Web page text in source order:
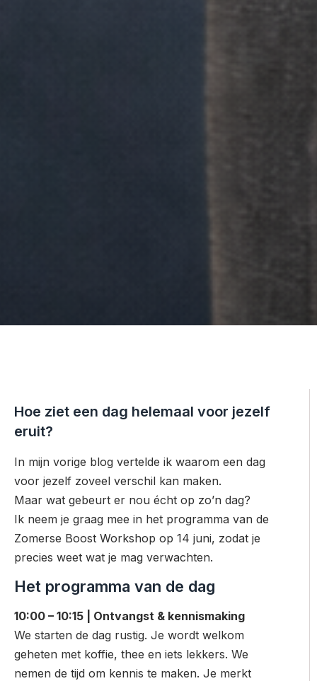
Hoe ziet een dag helemaal voor jezelf
eruit?
In mijn vorige blog vertelde ik waarom een dag
voor jezelf zoveel verschil kan maken.
Maar wat gebeurt er nou écht op zo’n dag?
Ik neem je graag mee in het programma van de
Zomerse Boost Workshop op 14 juni, zodat je
precies weet wat je mag verwachten.
Het programma van de dag
10:00 – 10:15 | Ontvangst & kennismaking
We starten de dag rustig. Je wordt welkom
geheten met koffie, thee en iets lekkers. We
nemen de tijd om kennis te maken. Je merkt